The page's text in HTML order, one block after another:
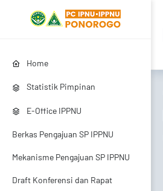
Home
Statistik Pimpinan
E-Office IPPNU
Berkas Pengajuan SP IPPNU
Mekanisme Pengajuan SP IPPNU
Draft Konferensi dan Rapat